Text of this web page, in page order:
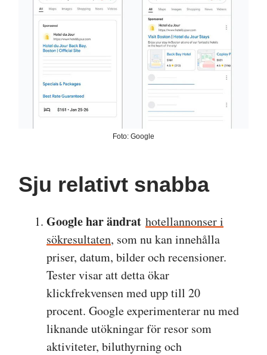
Foto: Google
Sju relativt snabba
Google har ändrat hotellannonser i
sökresultaten, som nu kan innehålla
priser, datum, bilder och recensioner.
Tester visar att detta ökar
klickfrekvensen med upp till 20
procent. Google experimenterar nu med
liknande utökningar för resor som
aktiviteter, biluthyrning och